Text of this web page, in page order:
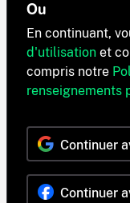
Ou
En continuant,
d'utilisation et
compris notre
renseignements
Continuer
Continuer